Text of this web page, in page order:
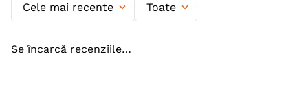
Cele mai recente Toate
Se încarcă recenziile…